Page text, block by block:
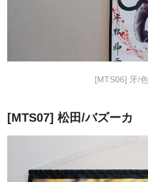
[MTS06] 牙/
[MTS07] 松田/バズーカ